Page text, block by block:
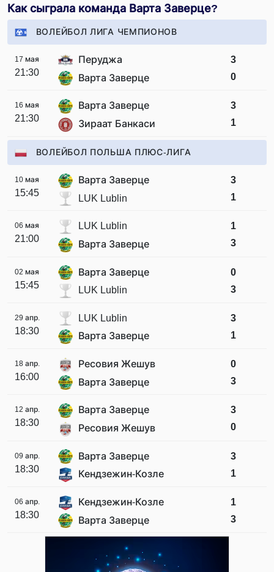
Как сыграла команда Варта Заверце?
ВОЛЕЙБОЛ ЛИГА ЧЕМПИОНОВ
17 мая
21:30
Перуджа
Варта Заверце
3
0
16 мая
21:30
Варта Заверце
Зираат Банкаси
3
1
ВОЛЕЙБОЛ ПОЛЬША ПЛЮС-ЛИГА
10 мая
15:45
Варта Заверце
LUK Lublin
3
1
06 мая
21:00
LUK Lublin
Варта Заверце
1
3
02 мая
15:45
Варта Заверце
LUK Lublin
0
3
29 апр.
18:30
LUK Lublin
Варта Заверце
3
1
18 апр.
16:00
Ресовия Жешув
Варта Заверце
0
3
12 апр.
18:30
Варта Заверце
Ресовия Жешув
3
0
09 апр.
18:30
Варта Заверце
Кендзежин-Козле
3
1
06 апр.
18:30
Кендзежин-Козле
Варта Заверце
1
3